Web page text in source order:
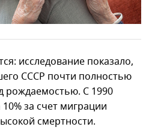
исследование показало,
СССР почти полностью
рождаемостью. С 1990
за счет миграции
смертности.